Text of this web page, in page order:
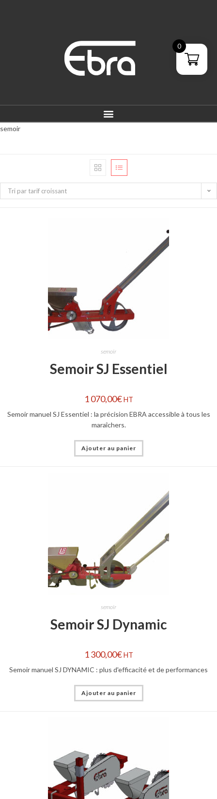
semoir
Tri par tarif croissant
semoir
Semoir SJ Essentiel
1 070,00€ HT
Semoir manuel SJ Essentiel : la précision EBRA accessible à tous les
maraîchers.
Ajouter au panier
semoir
Semoir SJ Dynamic
1 300,00€ HT
Semoir manuel SJ DYNAMIC : plus d'efficacité et de performances
Ajouter au panier
0